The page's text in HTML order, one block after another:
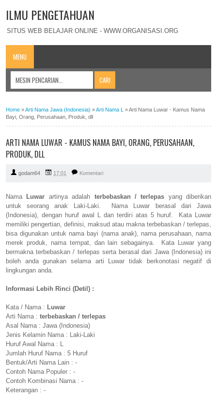
ILMU PENGETAHUAN
SITUS WEB BELAJAR ONLINE - WWW.ORGANISASI.ORG
MENU
Home »Arti Nama Jawa (Indonesia) »Arti Nama L »Arti Nama Luwar - Kamus Nama
Bayi, Orang, Perusahaan, Produk, dll
ARTI NAMA LUWAR - KAMUS NAMA BAYI, ORANG, PERUSAHAAN,
PRODUK, DLL
godam64 17:01 Komentari
Nama Luwar artinya adalah terbebaskan / terlepas yang diberikan
untuk seorang anak Laki-Laki. Nama Luwar berasal dari Jawa
(Indonesia), dengan huruf awal L dan terdiri atas 5 huruf. Kata Luwar
memiliki pengertian, definisi, maksud atau makna terbebaskan / terlepas,
bisa digunakan untuk nama bayi (nama anak), nama perusahaan, nama
merek produk, nama tempat, dan lain sebagainya. Kata Luwar yang
bermakna terbebaskan / terlepas serta berasal dari Jawa (Indonesia) ini
boleh anda gunakan selama arti Luwar tidak berkonotasi negatif di
lingkungan anda.
Informasi Lebih Rinci (Detil) :
Kata / Nama : Luwar
Arti Nama : terbebaskan / terlepas
Asal Nama : Jawa (Indonesia)
Jenis Kelamin Nama : Laki-Laki
Huruf Awal Nama : L
Jumlah Huruf Nama : 5 Huruf
Bentuk/Arti Nama Lain : -
Contoh Nama Populer : -
Contoh Kombinasi Nama : -
Keterangan : -